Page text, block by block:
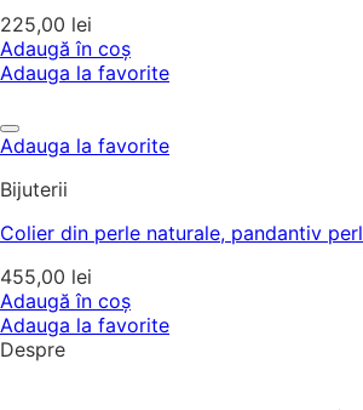
225,00 lei
Adaugă în coș
Adauga la favorite
Adauga la favorite
Bijuterii
Colier din perle naturale, pandantiv
455,00 lei
Adaugă în coș
Adauga la favorite
Despre